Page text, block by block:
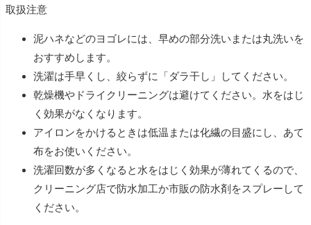
取扱注意
泥ハネなどのヨゴレには、早めの部分洗いまたは丸洗いを
おすすめします。
洗濯は手早くし、絞らずに「ダラ干し」してください。
乾燥機やドライクリーニングは避けてください。水をはじ
く効果がなくなります。
アイロンをかけるときは低温または化繊の目盛にし、あて
布をお使いください。
洗濯回数が多くなると水をはじく効果が薄れてくるので、
クリーニング店で防水加工か市販の防水剤をスプレーして
ください。